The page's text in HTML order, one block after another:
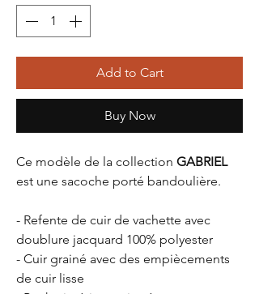
Add to Cart
Buy Now
Ce modèle de la collection GABRIEL
est une sacoche porté bandoulière.
- Refente de cuir de vachette avec
doublure jacquard 100% polyester
- Cuir grainé avec des empiècements
de cuir lisse